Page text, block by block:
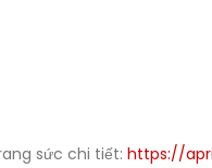
sức chi tiết: https://